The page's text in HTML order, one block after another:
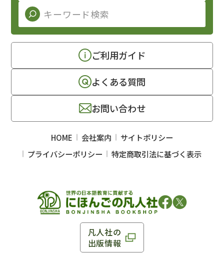
凡人社の
出版情報
ご利用ガイド
よくある質問
お問い合わせ
HOME 会社案内
サイトポリシー
プライバシーポリシー
特定商取引法に基づく表示